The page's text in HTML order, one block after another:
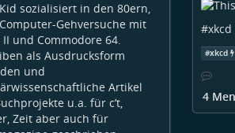
sozialisiert in den 80ern,
Gehversuche mit
und Commodore 64.
als Ausdrucksform
und
Artikel
u.a. für c’t,
Zeit aber auch für
#xkcd
#xkcd
4